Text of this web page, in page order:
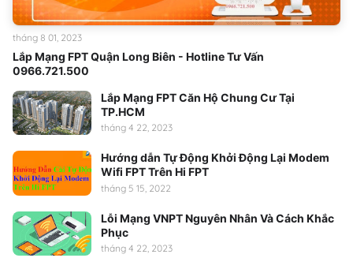
Lắp Mạng FPT Quận Long Biên - Hotline Tư Vấn
0966.721.500
tháng 8 01, 2023
Lắp Mạng FPT Căn Hộ Chung Cư Tại
TP.HCM
tháng 4 22, 2023
Hướng dẫn Tự Động Khởi Động Lại Modem
Wifi FPT Trên Hi FPT
tháng 5 15, 2022
Lỗi Mạng VNPT Nguyên Nhân Và Cách Khắc
Phục
tháng 4 22, 2023